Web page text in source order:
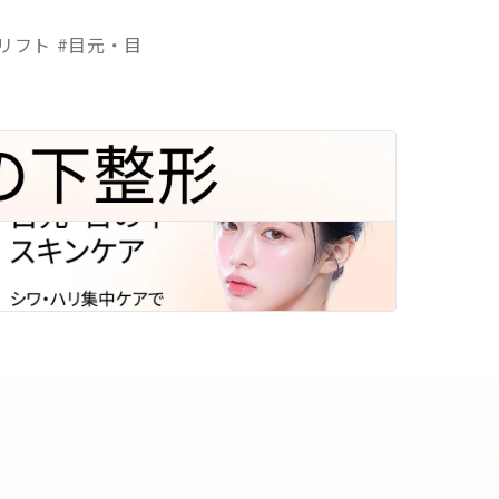
フト #目元・目